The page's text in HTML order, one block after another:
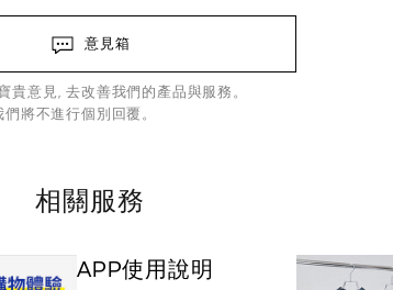
意見箱
貴意見, 去改善我們的產品與服務。
將不進行個別回覆。
相關服務
APP使用說明